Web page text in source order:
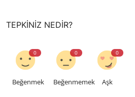
TEPKINIZ NEDIR?
0
Beğenmek
0
Beğenmemek
0
Aşk